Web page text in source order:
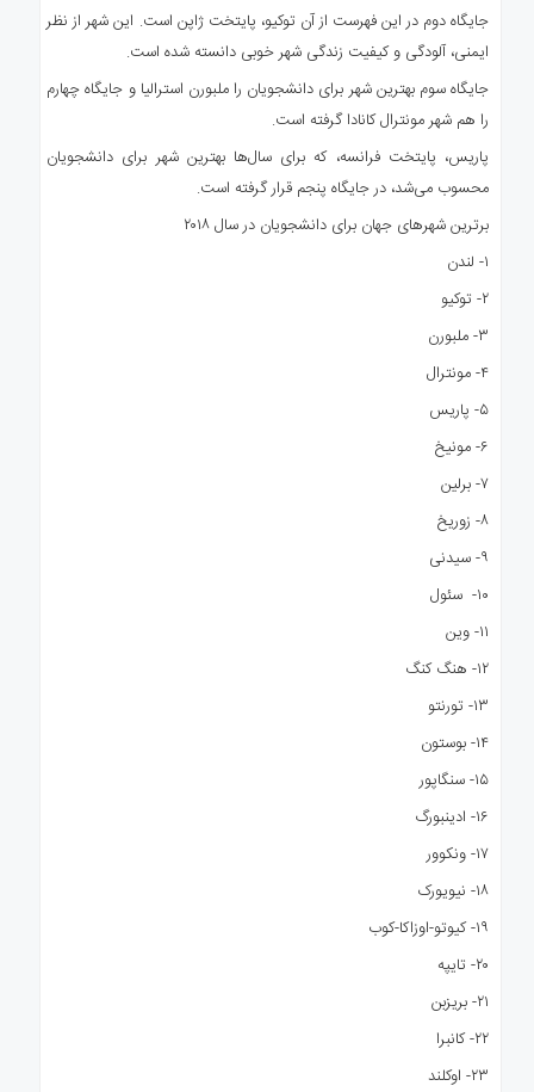
جایگاه دوم در این فهرست از آن توکیو، پایتخت ژاپن است. این شهر از نظر
ایمنی، آلودگی و کیفیت زندگی شهر خوبی دانسته شده است.
جایگاه سوم بهترین شهر برای دانشجویان را ملبورن استرالیا و جایگاه چهارم
را هم شهر مونترال کانادا گرفته است.
پاریس، پایتخت فرانسه، که برای سال‌ها بهترین شهر برای دانشجویان
محسوب می‌شد، در جایگاه پنجم قرار گرفته است.
برترین شهرهای جهان برای دانشجویان در سال ۲۰۱۸
۱- لندن
۲- توکیو
۳- ملبورن
۴- مونترال
۵- پاریس
۶- مونیخ
۷- برلین
۸- زوریخ
۹- سیدنی
۱۰- سئول
۱۱- وین
۱۲- هنگ کنگ
۱۳- تورنتو
۱۴- بوستون
۱۵- سنگاپور
۱۶- ادینبورگ
۱۷- ونکوور
۱۸- نیویورک
۱۹- کیوتو-اوزاکا-کوب
۲۰- تایپه
۲۱- بریزبن
۲۲- کانبرا
۲۳- اوکلند